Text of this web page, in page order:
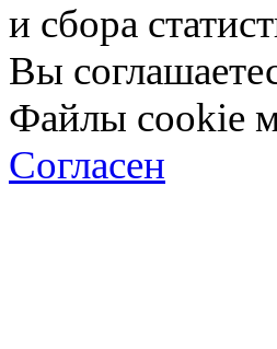
и сбора
Вы
Файлы cookie
Согласен